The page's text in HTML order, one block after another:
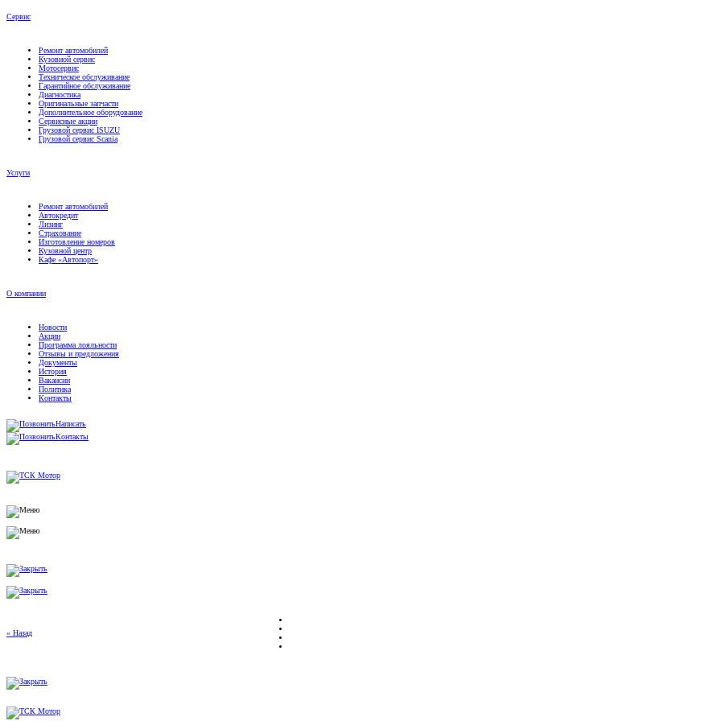
Сервис
Ремонт автомобилей
Кузовной сервис
Мотосервис
Техническое обслуживание
Гарантийное обслуживание
Диагностика
Оригинальные запчасти
Дополнительное оборудование
Сервисные акции
Грузовой сервис ISUZU
Грузовой сервис Scania
Услуги
Ремонт автомобилей
Автокредит
Лизинг
Страхование
Изготовление номеров
Кузовной центр
Кафе «Автопорт»
О компании
Новости
Акции
Программа лояльности
Отзывы и предложения
Документы
История
Вакансии
Политика
Контакты
Написать
Контакты
« Назад